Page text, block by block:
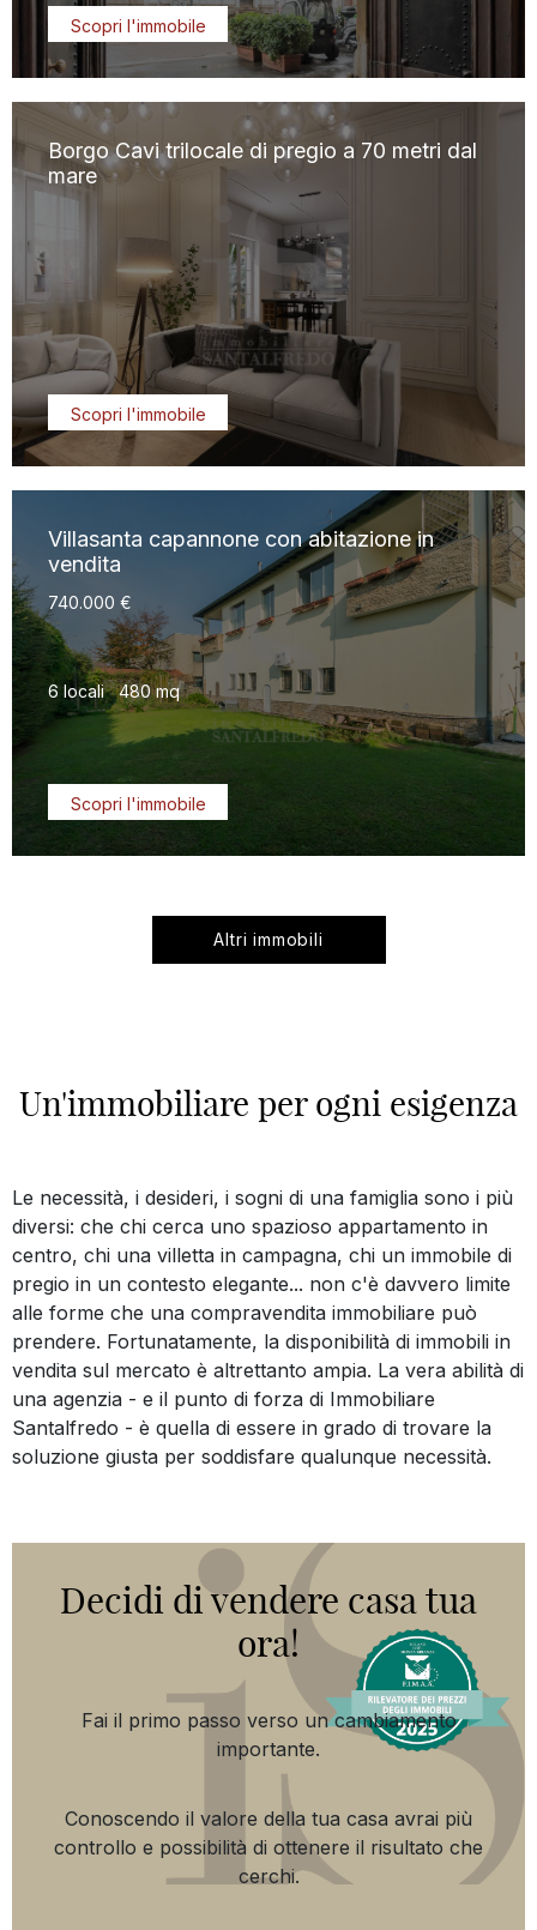
Scopri l'immobile
Borgo Cavi trilocale di pregio a 70 metri dal
mare
Scopri l'immobile
Villasanta capannone con abitazione in
vendita
740.000 €
6 locali480 mq
Scopri l'immobile
Altri immobili
Un'immobiliare per ogni esigenza
Le necessità, i desideri, i sogni di una famiglia sono i più
diversi: che chi cerca uno spazioso appartamento in
centro, chi una villetta in campagna, chi un immobile di
pregio in un contesto elegante... non c'è davvero limite
alle forme che una compravendita immobiliare può
prendere. Fortunatamente, la disponibilità di immobili in
vendita sul mercato è altrettanto ampia. La vera abilità di
una agenzia - e il punto di forza di Immobiliare
Santalfredo - è quella di essere in grado di trovare la
soluzione giusta per soddisfare qualunque necessità.
Decidi di vendere casa tua
ora!
Fai il primo passo verso un cambiamento
importante.
Conoscendo il valore della tua casa avrai più
controllo e possibilità di ottenere il risultato che
cerchi.